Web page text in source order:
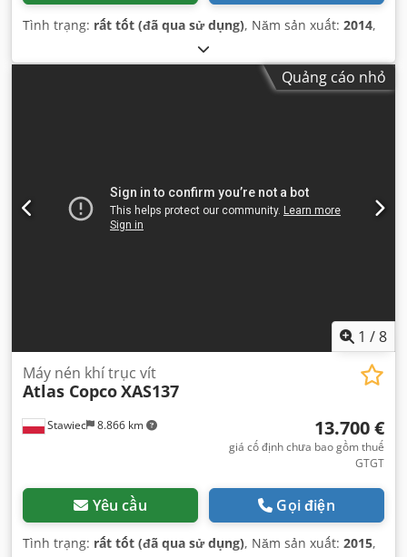
Tình trạng: rất tốt (đã qua sử dụng), Năm sản xuất: 2014,
Quảng cáo nhỏ
1 /8
Stawiec 8.866 km
Máy nén khí trục vít
Atlas CopcoXAS137
13.700 €
giá cố định chưa bao gồm thuế
GTGT
Yêu cầu Gọi điện
Tình trạng: rất tốt (đã qua sử dụng), Năm sản xuất: 2015,